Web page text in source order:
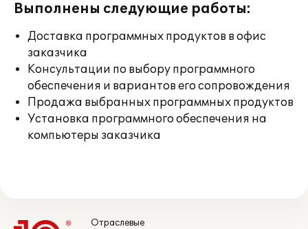
Выполнены следующие работы:
Доставка программных продуктов в офис
заказчика
Консультации по выбору программного
обеспечения и вариантов его сопровождения
Продажа выбранных программных продуктов
Установка программного обеспечения на
компьютеры заказчика
Отраслевые